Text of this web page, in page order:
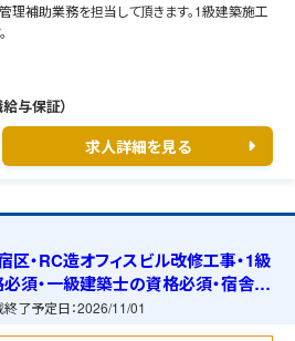
理補助業務を担当して頂きます。1級建築施工
与保証）
求人詳細を見る
・RC造オフィスビル改修工事・1級
須・一級建築士の資格必須・宿舎の
了予定日：2026/11/01